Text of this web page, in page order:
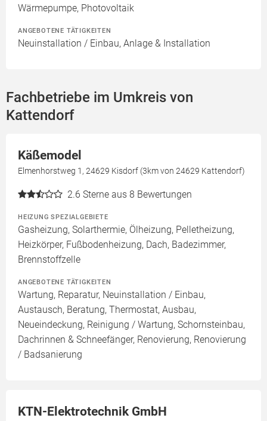
Wärmepumpe, Photovoltaik
ANGEBOTENE TÄTIGKEITEN
Neuinstallation / Einbau, Anlage & Installation
Fachbetriebe im Umkreis von
Kattendorf
Käßemodel
Elmenhorstweg 1, 24629 Kisdorf (3km von 24629 Kattendorf)
2.6 Sterne aus 8 Bewertungen
HEIZUNG SPEZIALGEBIETE
Gasheizung, Solarthermie, Ölheizung, Pelletheizung,
Heizkörper, Fußbodenheizung, Dach, Badezimmer,
Brennstoffzelle
ANGEBOTENE TÄTIGKEITEN
Wartung, Reparatur, Neuinstallation / Einbau,
Austausch, Beratung, Thermostat, Ausbau,
Neueindeckung, Reinigung / Wartung, Schornsteinbau,
Dachrinnen & Schneefänger, Renovierung, Renovierung
/ Badsanierung
KTN-Elektrotechnik GmbH